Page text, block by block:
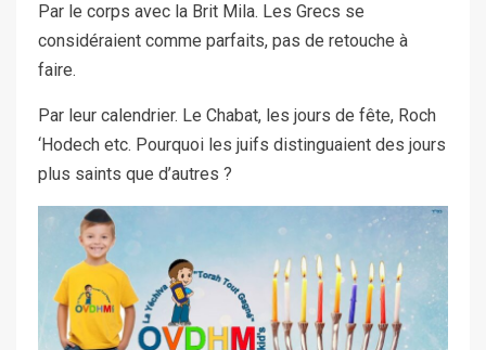
Par le corps avec la Brit Mila. Les Grecs se
considéraient comme parfaits, pas de retouche à
faire.
Par leur calendrier. Le Chabat, les jours de fête, Roch
‘Hodech etc. Pourquoi les juifs distinguaient des jours
plus saints que d’autres ?